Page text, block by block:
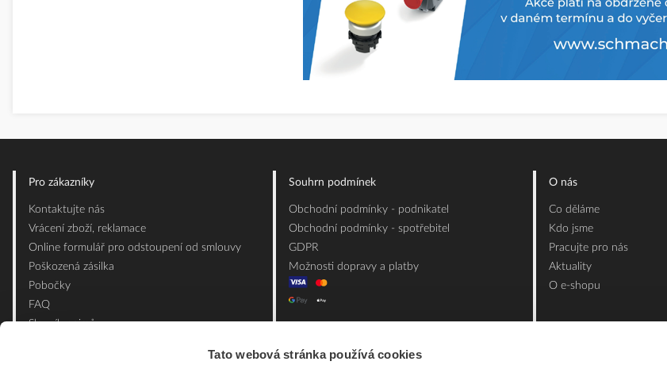
Tato webová stránka používá cookies
Pro zákazníky
Kontaktujte nás
Vrácení zboží, reklamace
Online formulář pro odstoupení od smlouvy
Poškozená zásilka
Pobočky
FAQ
Slovník pojmů
Souhrn podmínek
Obchodní podmínky - podnikatel
Obchodní podmínky - spotřebitel
GDPR
Možnosti dopravy a platby
O nás
Co děláme
Kdo jsme
Pracujte pro nás
Aktuality
O e-shopu